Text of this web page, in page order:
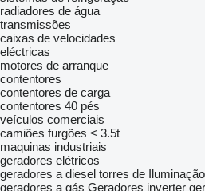
radiadores de água
transmissões
caixas de velocidades
eléctricas
motores de arranque
contentores
contentores de carga
contentores 40 pés
veículos comerciais
camiões furgões < 3.5t
maquinas industriais
geradores elétricos
geradores a diesel torres de Iluminação
geradores a gás Geradores inverter